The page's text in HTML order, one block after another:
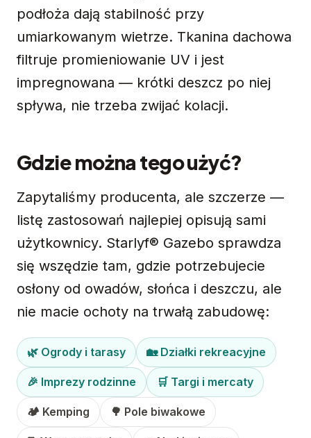
podłoża dają stabilność przy
umiarkowanym wietrze. Tkanina dachowa
filtruje promieniowanie UV i jest
impregnowana — krótki deszcz po niej
spływa, nie trzeba zwijać kolacji.
Gdzie można tego użyć?
Zapytaliśmy producenta, ale szczerze —
listę zastosowań najlepiej opisują sami
użytkownicy. Starlyf® Gazebo sprawdza
się wszędzie tam, gdzie potrzebujecie
osłony od owadów, słońca i deszczu, ale
nie macie ochoty na trwałą zabudowę:
🌿 Ogrody i tarasy 🏡 Działki rekreacyjne
🎉 Imprezy rodzinne 🛒 Targi i mercaty
🏕 Kemping 🌳 Pole biwakowe